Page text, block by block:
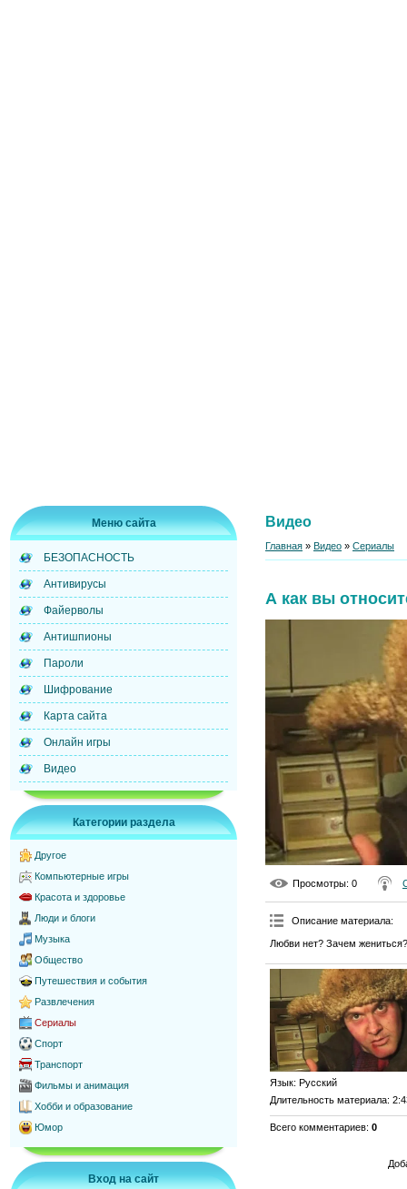
Меню сайта
БЕЗОПАСНОСТЬ
Антивирусы
Файерволы
Антишпионы
Пароли
Шифрование
Карта сайта
Онлайн игры
Видео
Категории раздела
Другое
Компьютерные игры
Красота и здоровье
Люди и блоги
Музыка
Общество
Путешествия и события
Развлечения
Сериалы
Спорт
Транспорт
Фильмы и анимация
Хобби и образование
Юмор
Вход на сайт
Видео
Главная » Видео » Сериалы
А как вы
Просмотры: 0
Описание материала:
Любви нет? Зачем
Язык: Русский
Длительность материала:
Всего комментариев: 0